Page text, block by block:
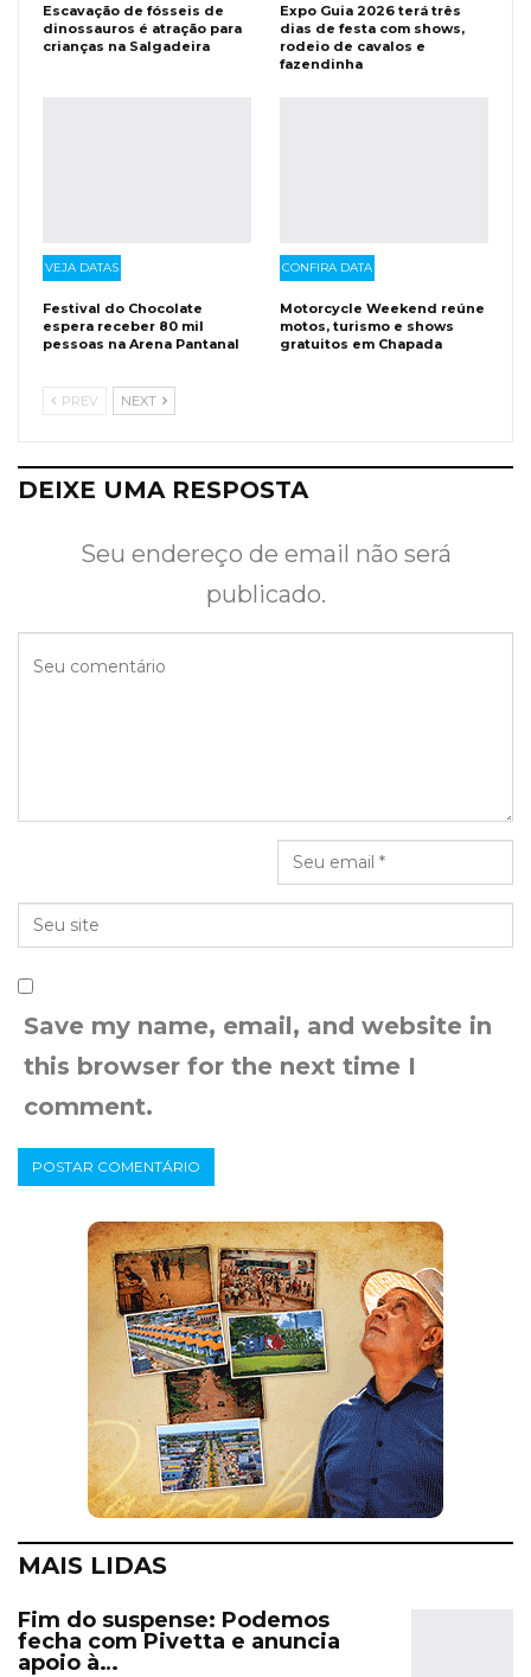
Escavação de fósseis de
dinossauros é atração para
crianças na Salgadeira
Expo Guia 2026 terá três
dias de festa com shows,
rodeio de cavalos e
fazendinha
VEJA DATAS
Festival do Chocolate
espera receber 80 mil
pessoas na Arena Pantanal
CONFIRA DATA
Motorcycle Weekend reúne
motos, turismo e shows
gratuitos em Chapada
PREV NEXT
DEIXE UMA RESPOSTA
Seu endereço de email não será
publicado.
Save my name, email, and website in
this browser for the next time I
comment.
MAIS LIDAS
Fim do suspense: Podemos
fecha com Pivetta e anuncia
apoio à…